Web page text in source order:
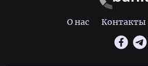
О нас Контакты